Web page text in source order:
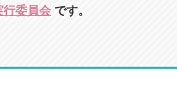
行委員会 です。